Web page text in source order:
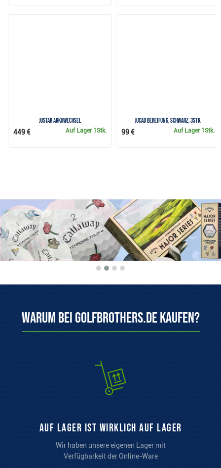
JuStar Akkuwechsel
Auf Lager 1Stk.
449 €
JuCad Bereifung, schwarz, 3Stk.
Auf Lager 1Stk.
99 €
Warum bei Golfbrothers.de kaufen?
auf Lager ist wirklich auf Lager
Wir haben unsere eigenen Lager mit
Verfügbarkeit der Online-Ware